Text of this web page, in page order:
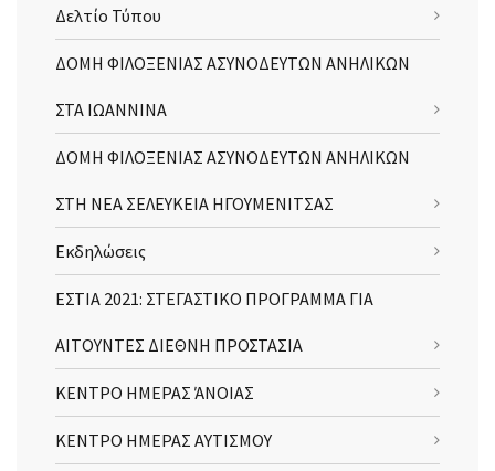
Δελτίο Τύπου
ΔΟΜΗ ΦΙΛΟΞΕΝΙΑΣ ΑΣΥΝΟΔΕΥΤΩΝ ΑΝΗΛΙΚΩΝ
ΣΤΑ ΙΩΑΝΝΙΝΑ
ΔΟΜΗ ΦΙΛΟΞΕΝΙΑΣ ΑΣΥΝΟΔΕΥΤΩΝ ΑΝΗΛΙΚΩΝ
ΣΤΗ ΝΕΑ ΣΕΛΕΥΚΕΙΑ ΗΓΟΥΜΕΝΙΤΣΑΣ
Εκδηλώσεις
ΕΣΤΙΑ 2021: ΣΤΕΓΑΣΤΙΚΟ ΠΡΟΓΡΑΜΜΑ ΓΙΑ
ΑΙΤΟΥΝΤΕΣ ΔΙΕΘΝΗ ΠΡΟΣΤΑΣΙΑ
ΚΕΝΤΡΟ ΗΜΕΡΑΣ ΆΝΟΙΑΣ
ΚΕΝΤΡΟ ΗΜΕΡΑΣ ΑΥΤΙΣΜΟΥ